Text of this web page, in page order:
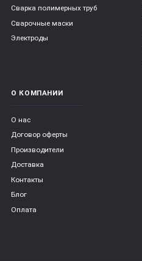
Сварка полимерных труб
Сварочные маски
Электроды
О КОМПАНИИ
О нас
Договор оферты
Производители
Доставка
Контакты
Блог
Оплата